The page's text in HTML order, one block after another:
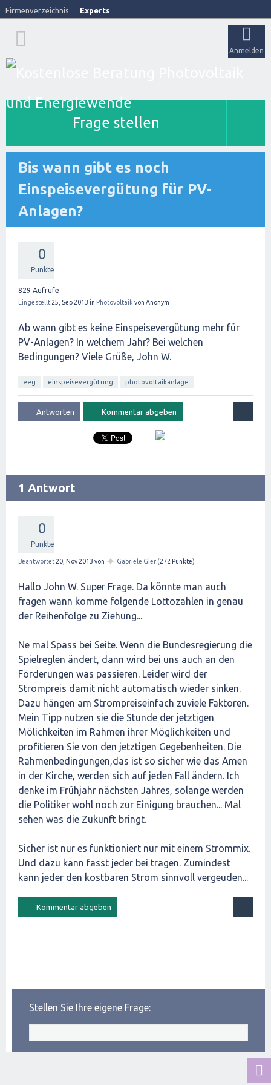
Firmenverzeichnis Experts
Anmelden
Frage stellen
Bis wann gibt es noch
Einspeisevergütung für PV-
Anlagen?
0
Punkte
829 Aufrufe
Eingestellt 25, Sep 2013 in Photovoltaik von Anonym
Ab wann gibt es keine Einspeisevergütung mehr für
PV-Anlagen? In welchem Jahr? Bei welchen
Bedingungen? Viele Grüße, John W.
eeg einspeisevergütung photovoltaikanlage
1 Antwort
0
Punkte
Beantwortet 20, Nov 2013 von ✦ Gabriele Gier (272 Punkte)
Hallo John W. Super Frage. Da könnte man auch
fragen wann komme folgende Lottozahlen in genau
der Reihenfolge zu Ziehung...
Ne mal Spass bei Seite. Wenn die Bundesregierung die
Spielreglen ändert, dann wird bei uns auch an den
Förderungen was passieren. Leider wird der
Strompreis damit nicht automatisch wieder sinken.
Dazu hängen am Strompreiseinfach zuviele Faktoren.
Mein Tipp nutzen sie die Stunde der jetztigen
Mölichkeiten im Rahmen ihrer Möglichkeiten und
profitieren Sie von den jetztigen Gegebenheiten. Die
Rahmenbedingungen,das ist so sicher wie das Amen
in der Kirche, werden sich auf jeden Fall ändern. Ich
denke im Frühjahr nächsten Jahres, solange werden
die Politiker wohl noch zur Einigung brauchen... Mal
sehen was die Zukunft bringt.
Sicher ist nur es funktioniert nur mit einem Strommix.
Und dazu kann fasst jeder bei tragen. Zumindest
kann jeder den kostbaren Strom sinnvoll vergeuden...
Stellen Sie Ihre eigene Frage: